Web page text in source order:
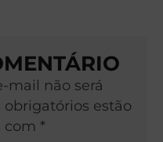
mail não será
obrigatórios estão
com *